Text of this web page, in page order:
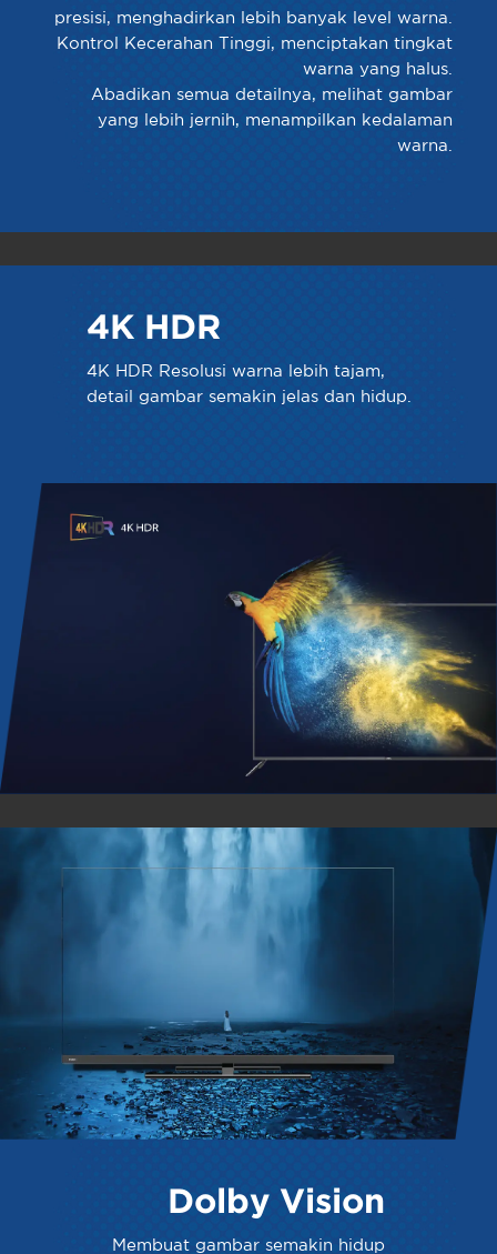
presisi, menghadirkan lebih banyak level warna.
Kontrol Kecerahan Tinggi, menciptakan tingkat
warna yang halus.
Abadikan semua detailnya, melihat gambar
yang lebih jernih, menampilkan kedalaman
warna.
4K HDR
4K HDR Resolusi warna lebih tajam,
detail gambar semakin jelas dan hidup.
Dolby Vision
Membuat gambar semakin hidup